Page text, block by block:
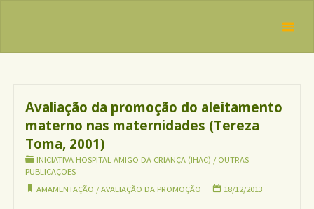
INTERNACIONAL
avaliação da
Avaliação da promoção do aleitamento
materno nas maternidades (Tereza
Toma, 2001)
INICIATIVA HOSPITAL AMIGO DA CRIANÇA (IHAC) / OUTRAS
PUBLICAÇÕES
AMAMENTAÇÃO / AVALIAÇÃO DA PROMOÇÃO 18/12/2013